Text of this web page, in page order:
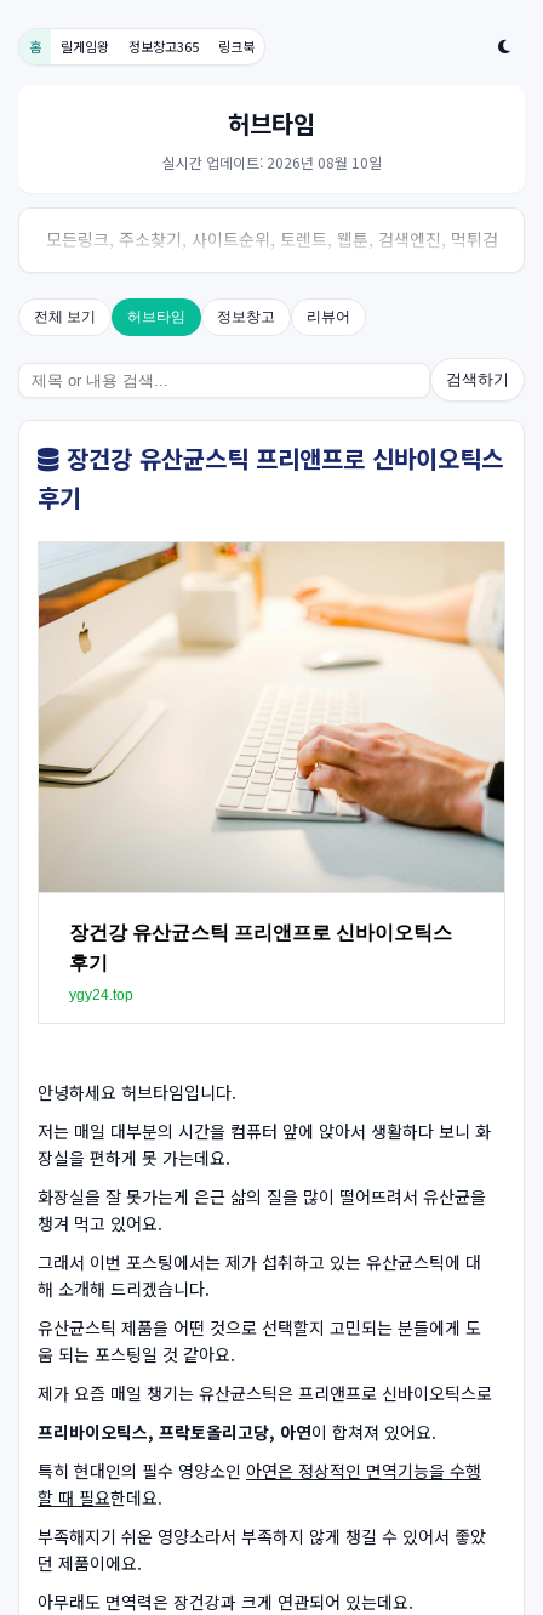
홈 릴게임왕 정보창고365 링크북
허브타임
실시간 업데이트: 2026년 08월 10일
모든링크, 주소찾기, 사이트순위, 토렌트, 웹툰, 검색엔진, 먹튀검
증, 스포츠, 드라마, 커뮤니티 링크사이트! 여기여
전체 보기 허브타임 정보창고 리뷰어
검색하기
장건강 유산균스틱 프리앤프로 신바이오틱스
후기
장건강 유산균스틱 프리앤프로 신바이오틱스
후기
ygy24.top
안녕하세요 허브타임입니다.
저는 매일 대부분의 시간을 컴퓨터 앞에 앉아서 생활하다 보니 화
장실을 편하게 못 가는데요.
화장실을 잘 못가는게 은근 삶의 질을 많이 떨어뜨려서 유산균을
챙겨 먹고 있어요.
그래서 이번 포스팅에서는 제가 섭취하고 있는 유산균스틱에 대
해 소개해 드리겠습니다.
유산균스틱 제품을 어떤 것으로 선택할지 고민되는 분들에게 도
움 되는 포스팅일 것 같아요.
제가 요즘 매일 챙기는 유산균스틱은 프리앤프로 신바이오틱스로
프리바이오틱스, 프락토올리고당, 아연이 합쳐져 있어요.
특히 현대인의 필수 영양소인 아연은 정상적인 면역기능을 수행
할 때 필요한데요.
부족해지기 쉬운 영양소라서 부족하지 않게 챙길 수 있어서 좋았
던 제품이에요.
아무래도 면역력은 장건강과 크게 연관되어 있는데요.